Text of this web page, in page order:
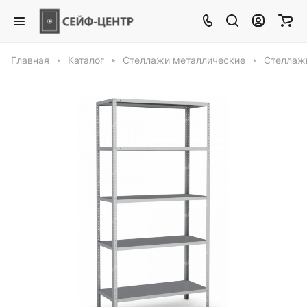
Главная Каталог Стеллажи металлические